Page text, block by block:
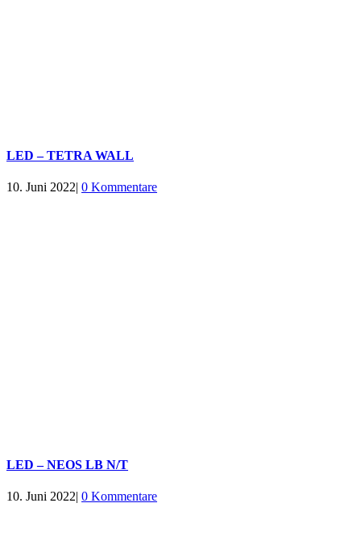
LED – TETRA WALL
10. Juni 2022| 0 Kommentare
LED – NEOS LB N/T
10. Juni 2022| 0 Kommentare